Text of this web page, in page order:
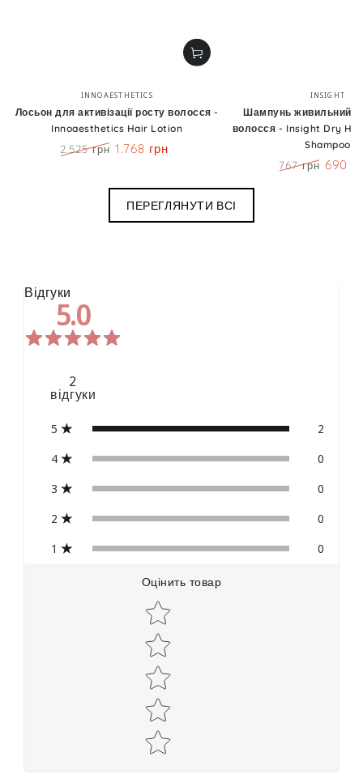
Бренд:
INNOAESTHETICS
Лосьон для активізації росту волосся -
Innoaesthetics Hair Lotion
2.525 грн 1.768 грн
INSIGHT
Шампунь живильний
волосся - Insight Dry
Shampoo
767 грн 690
ПЕРЕГЛЯНУТИ ВСІ
Відгуки
5.0
2
відгуки
5
2
4
0
3
0
2
0
1
0
Оцінить товар
Star rating